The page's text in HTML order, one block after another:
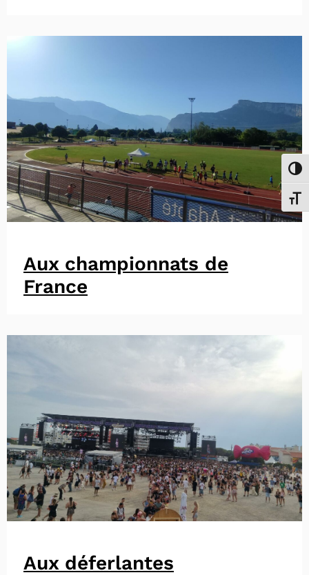
Aux championnats de
France
Aux déferlantes